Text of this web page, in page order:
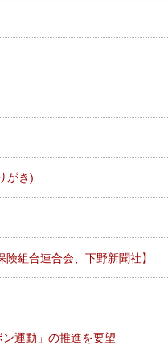
がき)
組合連合会、下野新聞社】
運動」の推進を要望